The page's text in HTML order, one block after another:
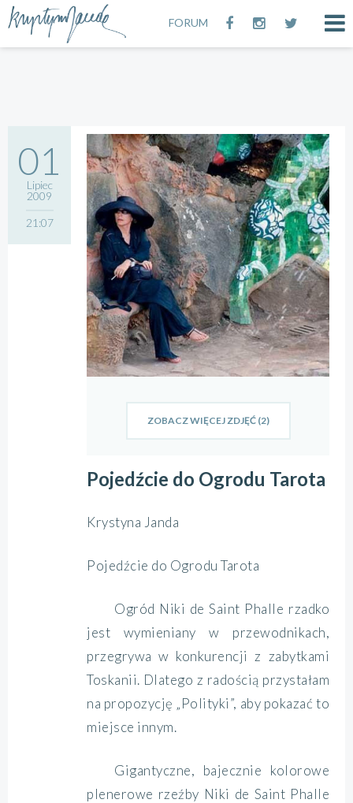
FORUM
01
Lipiec
2009
21:07
ZOBACZ WIĘCEJ ZDJĘĆ (2)
Pojedźcie do Ogrodu Tarota
Krystyna Janda
Pojedźcie do Ogrodu Tarota
Ogród Niki de Saint Phalle rzadko
jest wymieniany w przewodnikach,
przegrywa w konkurencji z zabytkami
Toskanii. Dlatego z radością przystałam
na propozycję „Polityki”, aby pokazać to
miejsce innym.
Gigantyczne, bajecznie kolorowe
plenerowe rzeźby Niki de Saint Phalle